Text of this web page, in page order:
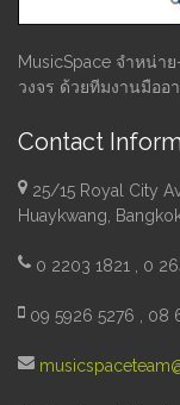
MusicSpace จำหน่า
วงจร ด้วยทีมงานมืออ
Contact
25/15 Royal City
Huaykwang,
0 2203 1821 , 0
09 5926 5276 , 08